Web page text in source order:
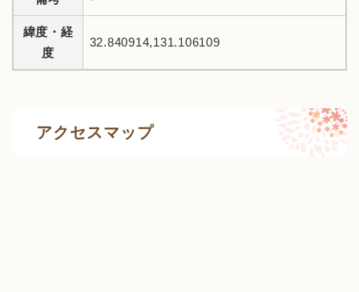
緯度・経
度
32.840914,131.106109
アクセスマップ